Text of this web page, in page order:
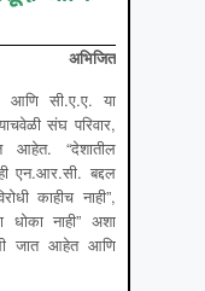
अभिजित
आणि सी.ए.ए. या
संघ परिवार,
आहेत. “देशातील
एन.आर.सी. बद्दल
काहीच नाही”,
धोका नाही” अशा
जात आहेत आणि